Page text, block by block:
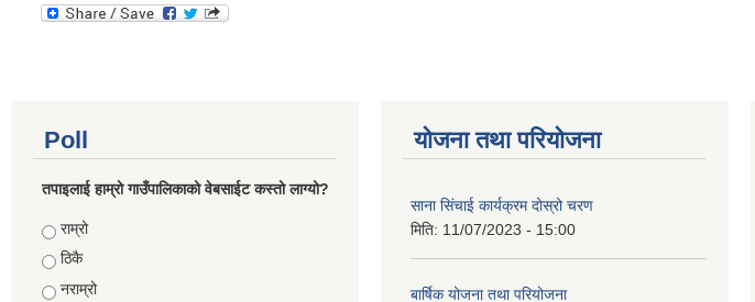
Poll
तपाइलाई हाम्रो गाउँपालिकाको वेबसाईट कस्तो लाग्यो?
Choices
राम्रो
ठिकै
नराम्रो
योजना तथा परियोजना
साना सिंचाई कार्यक्रम दोस्रो चरण
मिति: 11/07/2023 - 15:00
बार्षिक योजना तथा परियोजना